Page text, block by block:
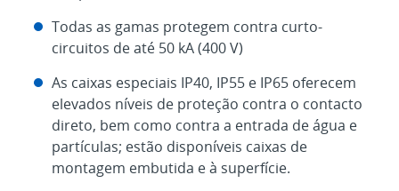
Todas as gamas protegem contra curto-
circuitos de até 50 kA (400 V)
As caixas especiais IP40, IP55 e IP65 oferecem
elevados níveis de proteção contra o contacto
direto, bem como contra a entrada de água e
partículas; estão disponíveis caixas de
montagem embutida e à superfície.